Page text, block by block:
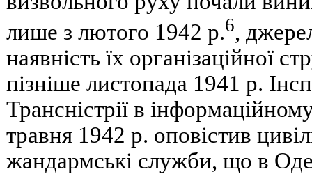
лише з лютого 1942 р.6,
наявність їх організаційної
пізніше листопада 1941 р.
Трансністрії в
травня 1942 р. оповістив
жандармські служби, що в